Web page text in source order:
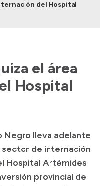
del Hospital
el área
Hospital
Negro lleva adelante
de internación
Hospital Artémides
provincial de